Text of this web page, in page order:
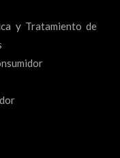
y Tratamiento de